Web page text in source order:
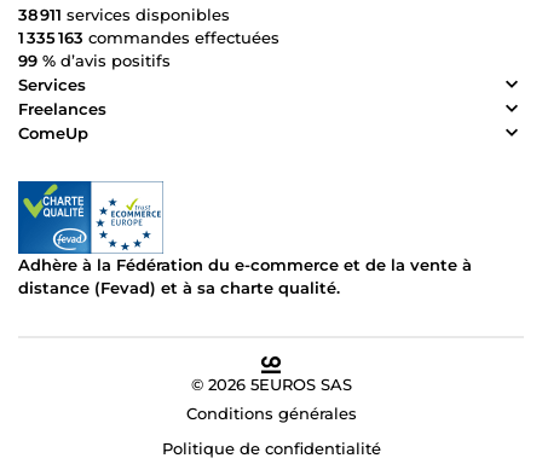
38 911 services disponibles
1 335 163 commandes effectuées
99 % d’avis positifs
Services
Freelances
ComeUp
Adhère à la Fédération du e-commerce et de la vente à
distance (Fevad) et à sa charte qualité.
© 2026 5EUROS SAS
Conditions générales
Politique de confidentialité